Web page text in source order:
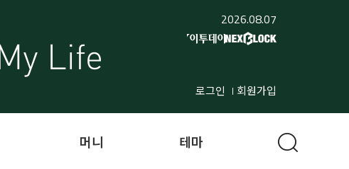
2026.08.07
로그인 회원가입
머니 테마